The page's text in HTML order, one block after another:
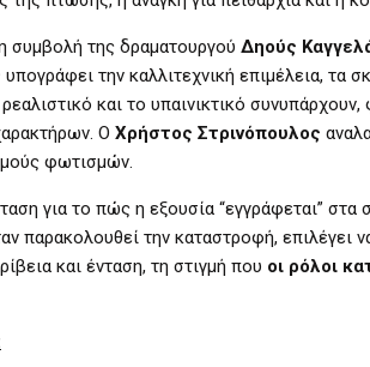
της δραματουργού Δηούς
υπογράφει την καλλιτεχνική επιμέλεια, τα
και το υπαινικτικό
Ο Χρήστος Στρινόπουλος
φωτισμών.
για το πώς η εξουσία “εγγράφεται” στα
παρακολουθεί την καταστροφή, επιλέγει
και ένταση, τη στιγμή που οι ρόλοι